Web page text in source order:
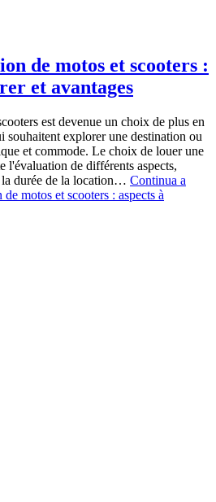
de motos et scooters :
et avantages
est devenue un choix de plus en
souhaitent explorer une destination ou
et commode. Le choix de louer une
l'évaluation de différents aspects,
durée de la location… Continua a
motos et scooters : aspects à